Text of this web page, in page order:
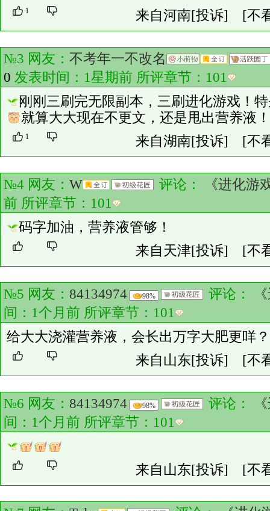
1 来自河南[投诉] [不
№3 网友： 不考年一不改名
0 发表时间：1星期前 所评章节： 101
刚刚三刷完无限副本，三刷进化游戏！
就算大大现在不更文，还是甩出营养液
1 来自湖南[投诉] [不
№4 网友： W 评论：
《进化游
前 所评章节： 101
码字加油，营养液管够！
来自天津[投诉] [不
№5 网友： 84134974 98% 评论：
间：1个月前 所评章节： 101
给大大浇灌营养液，会长出万字大肥更咩
来自山东[投诉] [不
№6 网友： 84134974 98% 评论：
间：1个月前 所评章节： 101
来自山东[投诉] [不